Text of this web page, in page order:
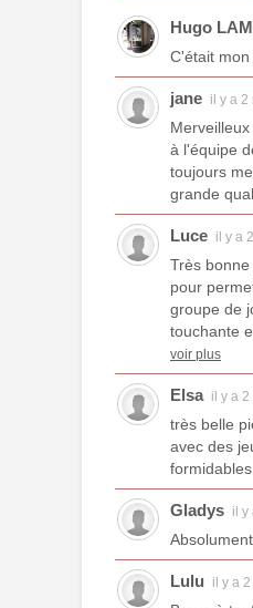
Hugo
C'était mon
jane il y a 2
à l'équipe
toujours
grande
Luce il y a
Très
pour
groupe de
touchante
voir plus
Elsa il y a
très belle
avec des
Gladys il y
Lulu il y a